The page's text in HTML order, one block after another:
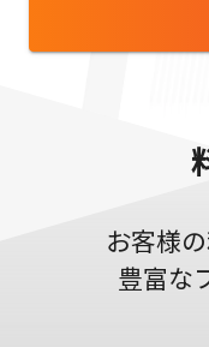
お客様
豊富な